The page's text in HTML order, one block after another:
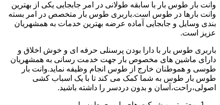
وانت بار طوس بار با سابقه طولانی در امر جابجایی یکی از بهترین
وانت بارها در طوس است.باربری طوس بار متخصص در امر بسته
بندی وسایل و جابجایی آماده عرضه بهترین خدمات به همشهریان
عزیز است.
باربری طوس بار با دارا بودن پرسنلی حرفه ای و خوش اخلاق و
دارای ماشین های مخصوص بار جهت خدمت رسانی به همشهریان
طوسی و هموطنان خارج از طوس انجام وظیفه نماید.وانت بار
طوس بار طوس به شما کمک می کند تا با یک اسباب کشی
اصولی،راحت،آسان و بدون دردسر را داشته باشید.